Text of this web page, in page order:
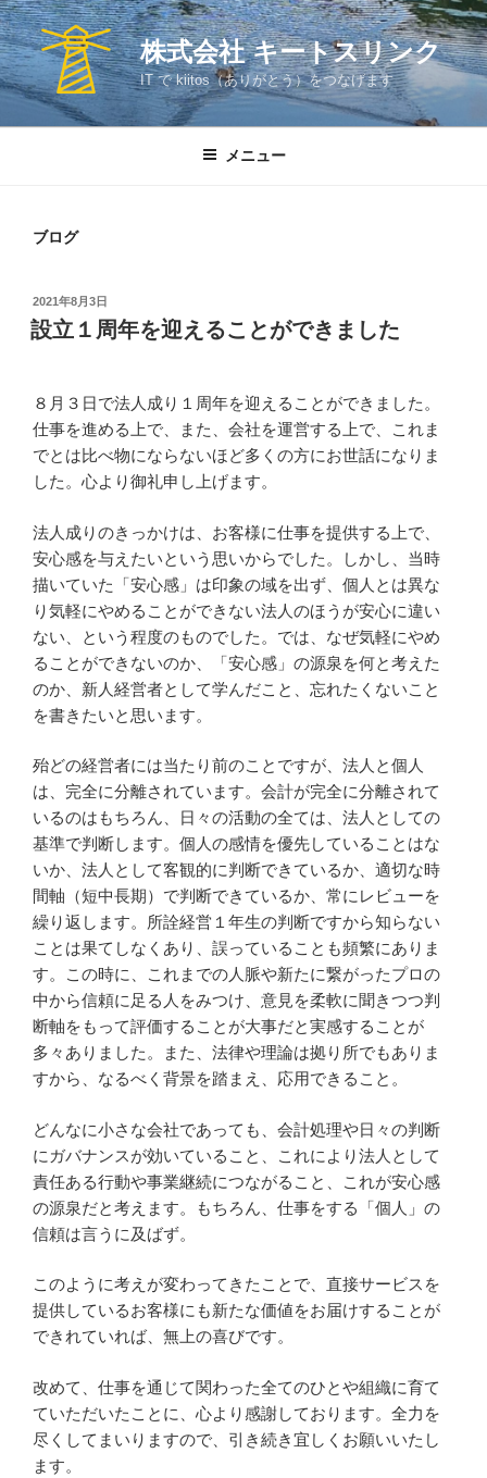
コ
ン
テ
ン
株式会社 キートスリンク
IT で kiitos（ありがとう）をつなげます
メニュー
ブログ
投
稿
日:
2021年8月3日
設立１周年を迎えることができました
８月３日で法人成り１周年を迎えることができました。
仕事を進める上で、また、会社を運営する上で、これま
でとは比べ物にならないほど多くの方にお世話になりま
した。心より御礼申し上げます。
法人成りのきっかけは、お客様に仕事を提供する上で、
安心感を与えたいという思いからでした。しかし、当時
描いていた「安心感」は印象の域を出ず、個人とは異な
り気軽にやめることができない法人のほうが安心に違い
ない、という程度のものでした。では、なぜ気軽にやめ
ることができないのか、「安心感」の源泉を何と考えた
のか、新人経営者として学んだこと、忘れたくないこと
を書きたいと思います。
殆どの経営者には当たり前のことですが、法人と個人
は、完全に分離されています。会計が完全に分離されて
いるのはもちろん、日々の活動の全ては、法人としての
基準で判断します。個人の感情を優先していることはな
いか、法人として客観的に判断できているか、適切な時
間軸（短中長期）で判断できているか、常にレビューを
繰り返します。所詮経営１年生の判断ですから知らない
ことは果てしなくあり、誤っていることも頻繁にありま
す。この時に、これまでの人脈や新たに繋がったプロの
中から信頼に足る人をみつけ、意見を柔軟に聞きつつ判
断軸をもって評価することが大事だと実感することが
多々ありました。また、法律や理論は拠り所でもありま
すから、なるべく背景を踏まえ、応用できること。
どんなに小さな会社であっても、会計処理や日々の判断
にガバナンスが効いていること、これにより法人として
責任ある行動や事業継続につながること、これが安心感
の源泉だと考えます。もちろん、仕事をする「個人」の
信頼は言うに及ばず。
このように考えが変わってきたことで、直接サービスを
提供しているお客様にも新たな価値をお届けすることが
できれていれば、無上の喜びです。
改めて、仕事を通じて関わった全てのひとや組織に育て
ていただいたことに、心より感謝しております。全力を
尽くしてまいりますので、引き続き宜しくお願いいたし
ます。